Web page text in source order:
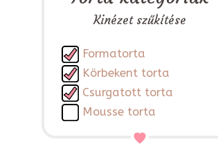
Kinézet szűkítése
Formatorta
Körbekent torta
Csurgatott torta
Mousse torta